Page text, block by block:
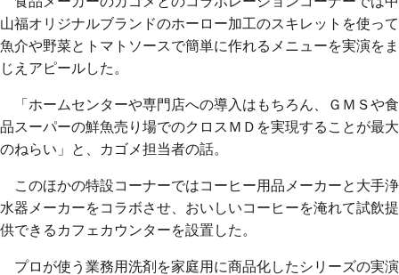
山福オリジナルブランドのホーロー加工のスキレットを使って
魚介や野菜とトマトソースで簡単に作れるメニューを実演をま
じえアピールした。
「ホームセンターや専門店への導入はもちろん、ＧＭＳや食
品スーパーの鮮魚売り場でのクロスＭＤを実現することが最大
のねらい」と、カゴメ担当者の話。
このほかの特設コーナーではコーヒー用品メーカーと大手浄
水器メーカーをコラボさせ、おいしいコーヒーを淹れて試飲提
供できるカフェカウンターを設置した。
プロが使う業務用洗剤を家庭用に商品化したシリーズの実演